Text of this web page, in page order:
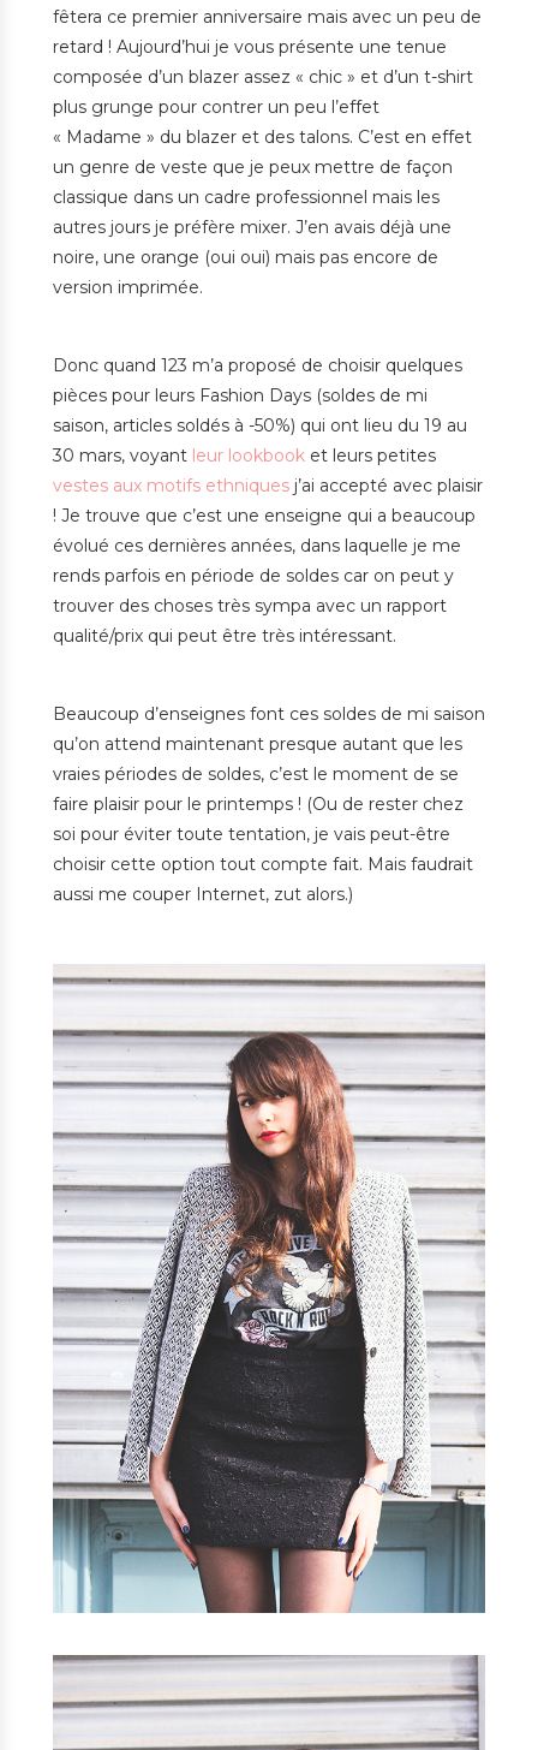
fêtera ce premier anniversaire mais avec un peu de
retard ! Aujourd’hui je vous présente une tenue
composée d’un blazer assez « chic » et d’un t-shirt
plus grunge pour contrer un peu l’effet
« Madame » du blazer et des talons. C’est en effet
un genre de veste que je peux mettre de façon
classique dans un cadre professionnel mais les
autres jours je préfère mixer. J’en avais déjà une
noire, une orange (oui oui) mais pas encore de
version imprimée.
Donc quand 123 m’a proposé de choisir quelques
pièces pour leurs Fashion Days (soldes de mi
saison, articles soldés à -50%) qui ont lieu du 19 au
30 mars, voyant leur lookbook et leurs petites
vestes aux motifs ethniques j’ai accepté avec plaisir
! Je trouve que c’est une enseigne qui a beaucoup
évolué ces dernières années, dans laquelle je me
rends parfois en période de soldes car on peut y
trouver des choses très sympa avec un rapport
qualité/prix qui peut être très intéressant.
Beaucoup d’enseignes font ces soldes de mi saison
qu’on attend maintenant presque autant que les
vraies périodes de soldes, c’est le moment de se
faire plaisir pour le printemps ! (Ou de rester chez
soi pour éviter toute tentation, je vais peut-être
choisir cette option tout compte fait. Mais faudrait
aussi me couper Internet, zut alors.)